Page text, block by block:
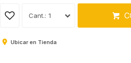
1
Ubicar en Tienda